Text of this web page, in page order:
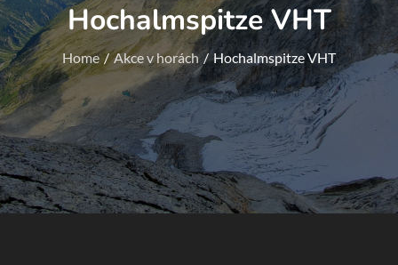
Hochalmspitze VHT
Home Akce v horách Hochalmspitze VHT